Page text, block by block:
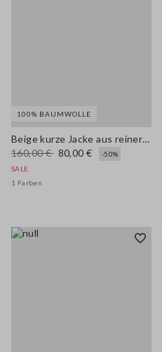
100% BAUMWOLLE
Beige kurze Jacke aus reiner Baumwolle im Slim-Fit mit Knöpfen und Taschen
160,00 € 80,00 €
-50%
SALE
1 Farben